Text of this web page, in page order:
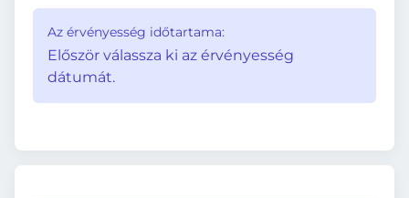
Az érvényesség időtartama:
Először válassza ki az érvényesség
dátumát.